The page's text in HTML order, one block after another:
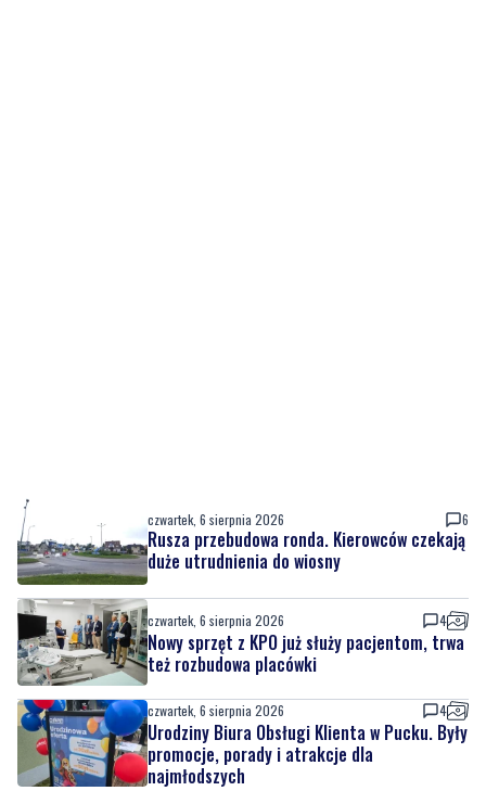
czwartek, 6 sierpnia 2026 6
Rusza przebudowa ronda. Kierowców czekają
duże utrudnienia do wiosny
czwartek, 6 sierpnia 2026 4
Nowy sprzęt z KPO już służy pacjentom, trwa
też rozbudowa placówki
czwartek, 6 sierpnia 2026 4
Urodziny Biura Obsługi Klienta w Pucku. Były
promocje, porady i atrakcje dla
najmłodszych